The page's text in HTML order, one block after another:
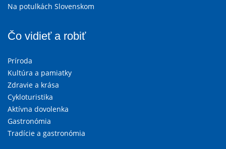
Na potulkách Slovenskom
Čo vidieť a robiť
Príroda
Kultúra a pamiatky
Zdravie a krása
Cykloturistika
Aktívna dovolenka
Gastronómia
Tradície a gastronómia